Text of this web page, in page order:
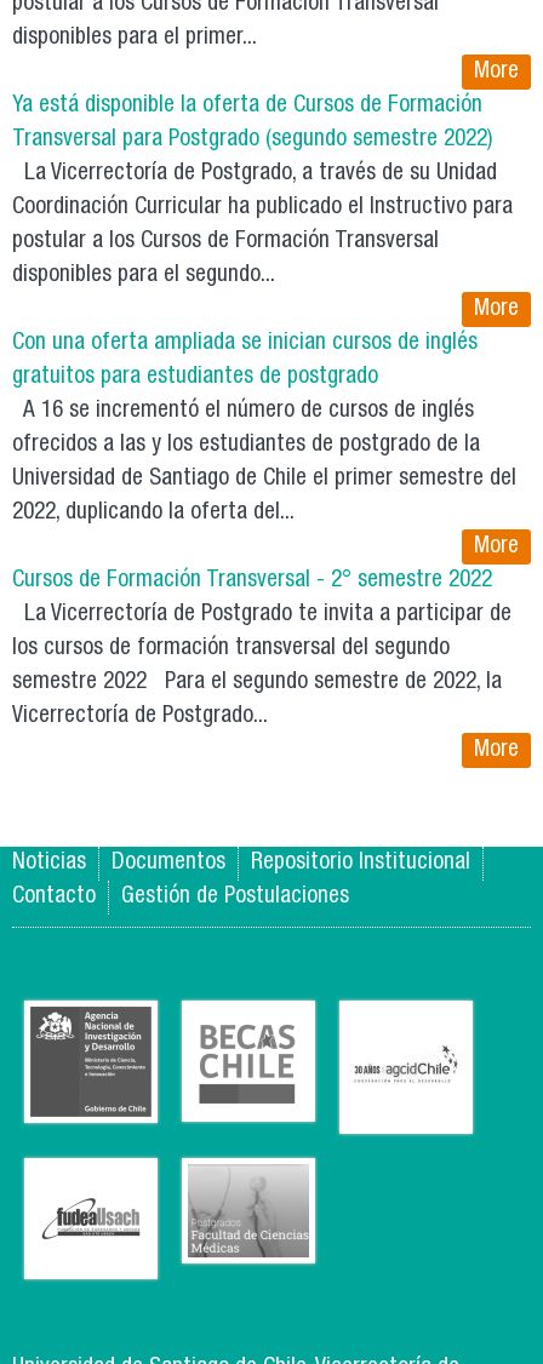
postular a los Cursos de Formación Transversal
disponibles para el primer...
More
Ya está disponible la oferta de Cursos de Formación
Transversal para Postgrado (segundo semestre 2022)
La Vicerrectoría de Postgrado, a través de su Unidad
Coordinación Curricular ha publicado el Instructivo para
postular a los Cursos de Formación Transversal
disponibles para el segundo...
More
Con una oferta ampliada se inician cursos de inglés
gratuitos para estudiantes de postgrado
A 16 se incrementó el número de cursos de inglés
ofrecidos a las y los estudiantes de postgrado de la
Universidad de Santiago de Chile el primer semestre del
2022, duplicando la oferta del...
More
Cursos de Formación Transversal - 2° semestre 2022
La Vicerrectoría de Postgrado te invita a participar de
los cursos de formación transversal del segundo
semestre 2022 Para el segundo semestre de 2022, la
Vicerrectoría de Postgrado...
More
Noticias Documentos
Repositorio Institucional
Contacto
Gestión de Postulaciones